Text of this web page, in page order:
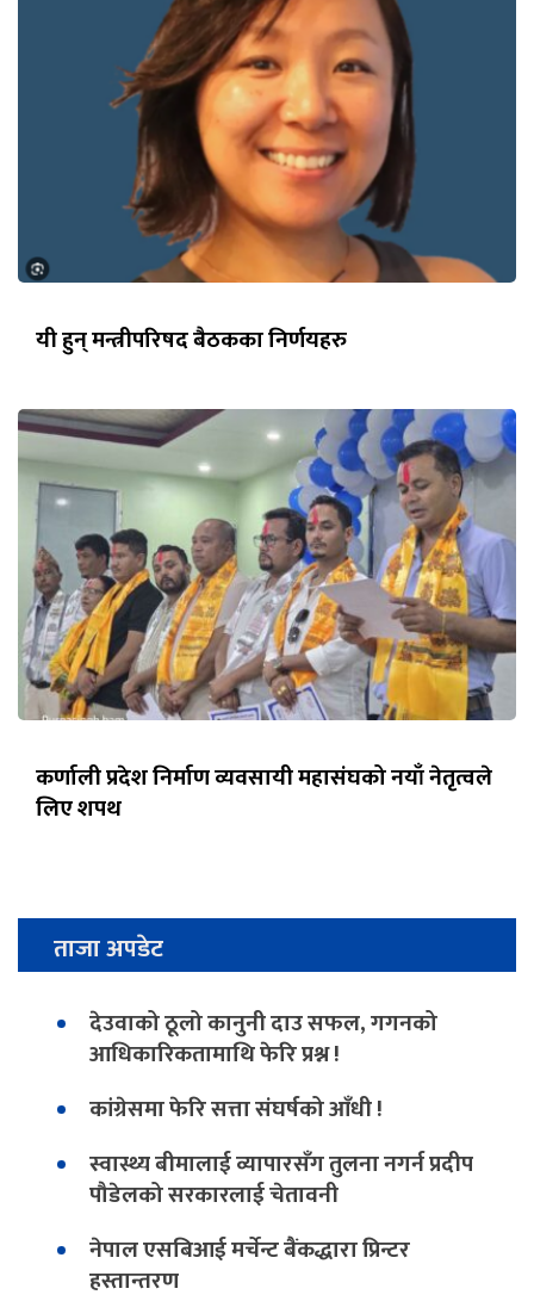
यी हुन् मन्त्रीपरिषद बैठकका निर्णयहरु
कर्णाली प्रदेश निर्माण व्यवसायी महासंघको नयाँ नेतृत्वले
लिए शपथ
ताजा अपडेट
देउवाको ठूलो कानुनी दाउ सफल, गगनको
आधिकारिकतामाथि फेरि प्रश्न !
कांग्रेसमा फेरि सत्ता संघर्षको आँधी !
स्वास्थ्य बीमालाई व्यापारसँग तुलना नगर्न प्रदीप
पौडेलको सरकारलाई चेतावनी
नेपाल एसबिआई मर्चेन्ट बैंकद्धारा प्रिन्टर
हस्तान्तरण